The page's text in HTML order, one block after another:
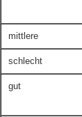
mittlere
schlecht
gut